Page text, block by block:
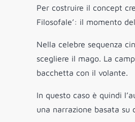
Per costruire il concept
Filosofale’: il momento
Nella celebre sequenza
scegliere il mago. La
bacchetta con il volante.
In questo caso è quindi
una narrazione basata su